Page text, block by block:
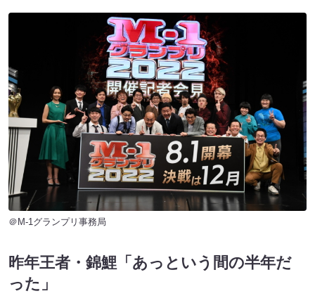
＠M-1グランプリ事務局
昨年王者・錦鯉「あっという間の半年だ
った」